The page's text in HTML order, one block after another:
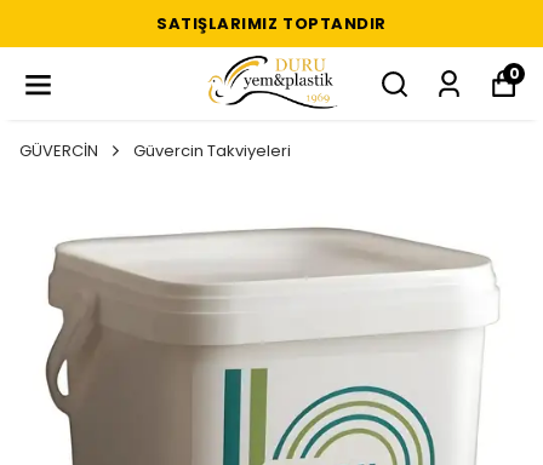
SATIŞLARIMIZ TOPTANDIR
0
GÜVERCİN Güvercin Takviyeleri